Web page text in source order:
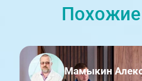
Похожие
Мамыкин